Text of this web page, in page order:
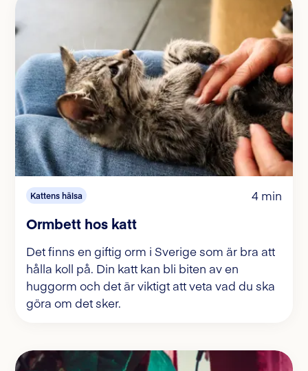
Kattens hälsa 4 min
Ormbett hos katt
Det finns en giftig orm i Sverige som är bra att
hålla koll på. Din katt kan bli biten av en
huggorm och det är viktigt att veta vad du ska
göra om det sker.